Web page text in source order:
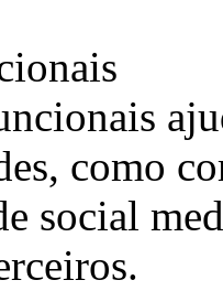
como
social